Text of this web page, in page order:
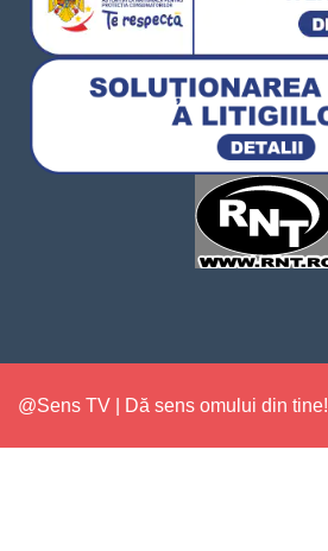
@Sens TV | Dă sens omului din tine!